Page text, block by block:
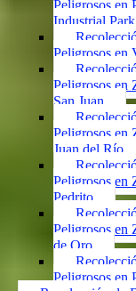
Peligrosos en
Industrial Park
Peligrosos
Peligrosos en
San Juan
Peligrosos en
Juan del Río
Peligrosos en
Pedrito
Peligrosos en
de Oro
Peligrosos en